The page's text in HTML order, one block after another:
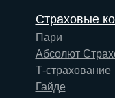
Страховые
Пари
Абсолют
Т-страхование
Гайде